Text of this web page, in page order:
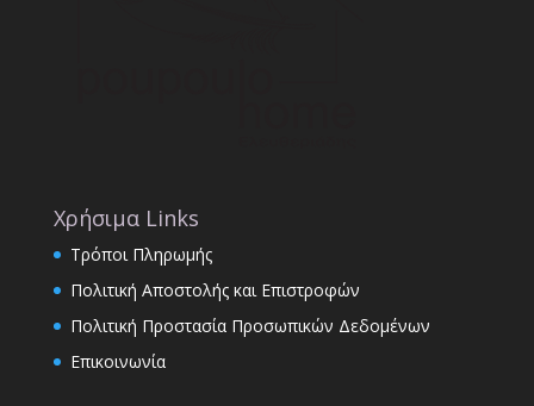
Χρήσιμα Links
Τρόποι Πληρωμής
Πολιτική Αποστολής και Επιστροφών
Πολιτική Προστασία Προσωπικών Δεδομένων
Επικοινωνία